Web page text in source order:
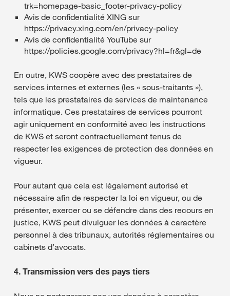
trk=homepage-basic_footer-privacy-policy
Avis de confidentialité XING sur
https://privacy.xing.com/en/privacy-policy
Avis de confidentialité YouTube sur
https://policies.google.com/privacy?hl=fr&gl=de
En outre, KWS coopère avec des prestataires de
services internes et externes (les « sous-traitants »),
tels que les prestataires de services de maintenance
informatique. Ces prestataires de services pourront
agir uniquement en conformité avec les instructions
de KWS et seront contractuellement tenus de
respecter les exigences de protection des données en
vigueur.
Pour autant que cela est légalement autorisé et
nécessaire afin de respecter la loi en vigueur, ou de
présenter, exercer ou se défendre dans des recours en
justice, KWS peut divulguer les données à caractère
personnel à des tribunaux, autorités réglementaires ou
cabinets d’avocats.
4. Transmission vers des pays tiers